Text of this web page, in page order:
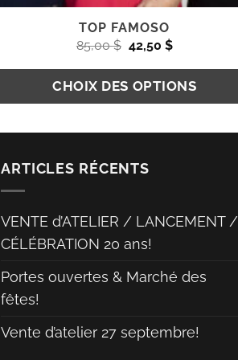
TOP FAMOSO
85,00$ Le
prix
initial
était :
85,00 $.
42,50 $Le
actuel
est :
42,50 $.
CHOIX DES OPTIONS
a
plusieurs
variations.
Les
peuvent
être
choisies
ARTICLES RÉCENTS
VENTE d’ATELIER / LANCEMENT /
CÉLÉBRATION 20 ans!
Portes ouvertes & Marché des
fêtes!
Vente d’atelier 27 septembre!